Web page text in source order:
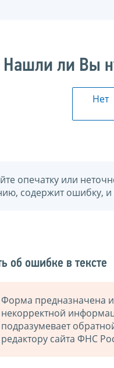
Нашли ли Вы
Нет
опечатку или
содержит ошибку,
об ошибке в тексте
Форма предназначена
некорректной
подразумевает
редактору сайта ФНС